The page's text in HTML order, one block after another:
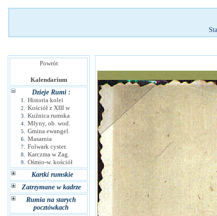
Powrót
Kalendarium
Dzieje Rumi :
1. Historia kolei
2. Kościół z XIII w
3. Kuźnica rumska
4. Młyny, ob. wod.
5. Gmina ewangel.
6. Masarnia
7. Folwark cyster.
8. Karczma w Zag.
9.
Ośmio-w. kościół
Kartki rumskie
Zatrzymane w kadrze
Rumia na starych
pocztówkach